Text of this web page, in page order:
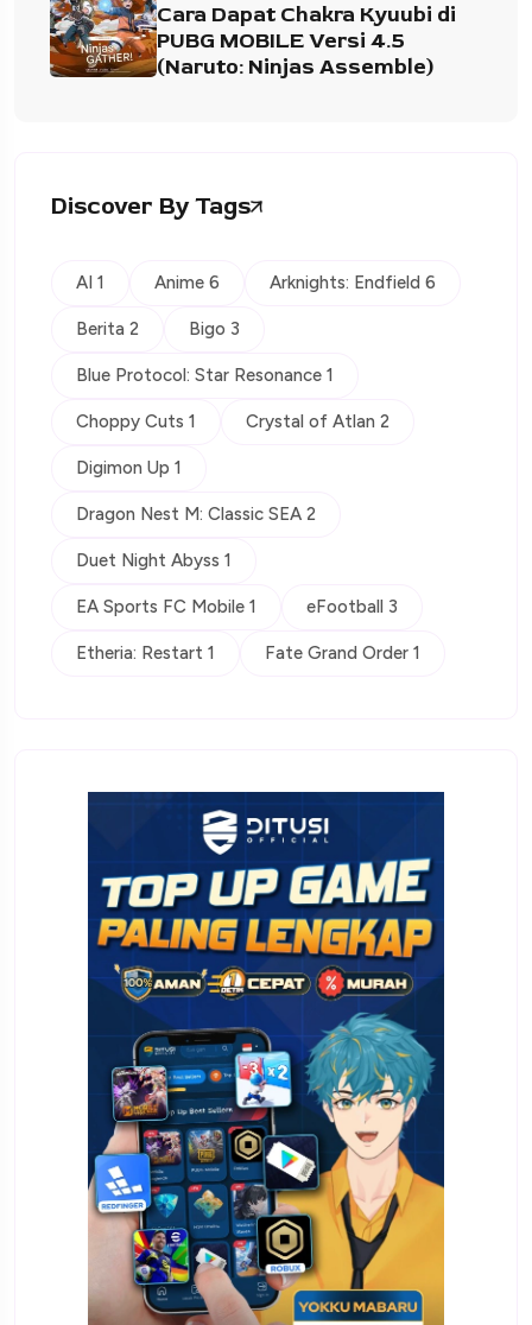
Cara Dapat Chakra Kyuubi di
PUBG MOBILE Versi 4.5
(Naruto: Ninjas Assemble)
Discover By Tags
AI 1 Anime 6 Arknights: Endfield 6
Berita 2 Bigo 3
Blue Protocol: Star Resonance 1
Choppy Cuts 1 Crystal of Atlan 2
Digimon Up 1
Dragon Nest M: Classic SEA 2
Duet Night Abyss 1
EA Sports FC Mobile 1 eFootball 3
Etheria: Restart 1 Fate Grand Order 1